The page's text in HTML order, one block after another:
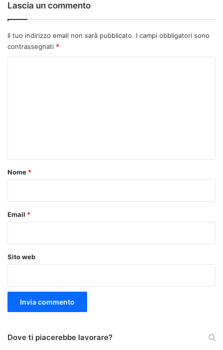
Lascia un commento
Il tuo indirizzo email non sarà pubblicato. I campi obbligatori sono
contrassegnati *
o
Nome *
Email *
Sito web
Dove ti piacerebbe lavorare?